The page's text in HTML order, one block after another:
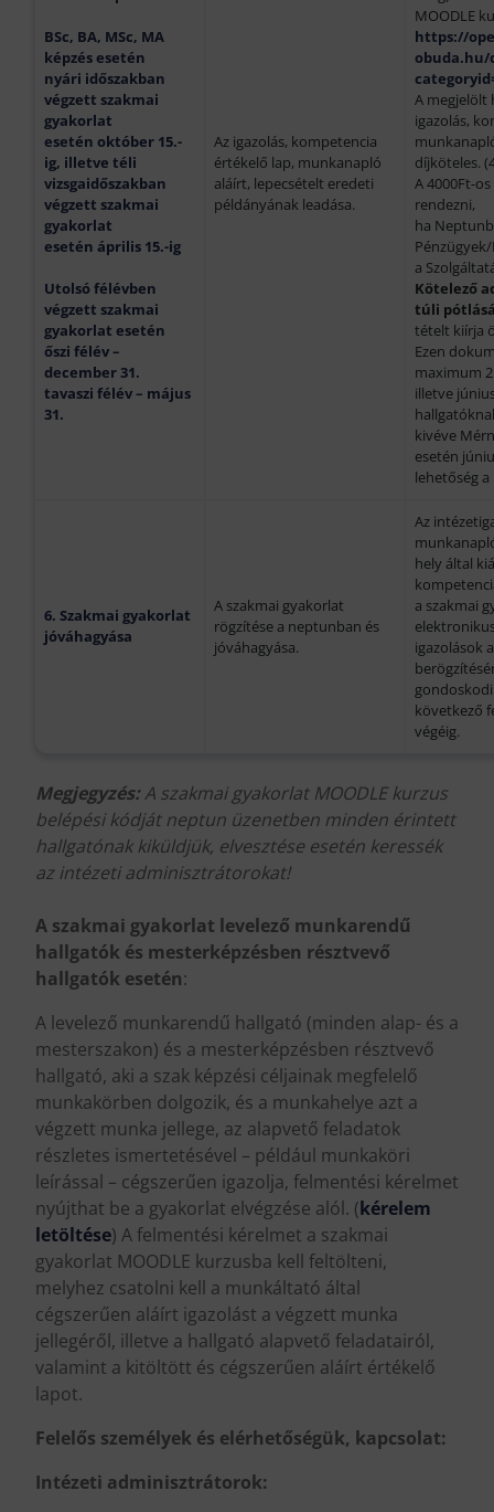
BSc, BA, MSc, MA
képzés esetén
nyári időszakban
végzett szakmai
gyakorlat
esetén október 15.-
ig, illetve téli
vizsgaidőszakban
végzett szakmai
gyakorlat
esetén április 15.-ig
Utolsó félévben
végzett szakmai
gyakorlat esetén
őszi félév –
december 31.
tavaszi félév – május
31.
Az igazolás, kompetencia
értékelő lap, munkanapló
aláírt, lepecsételt eredeti
példányának leadása.
MOODLE
https://
obuda.hu/
A
igazolás,
díjköteles.
A 4000Ft-
rendezni,
ha
a
Kötelező
túli
tételt kiírja
Ezen
maximum
illetve
kivéve
esetén
lehetőség
6. Szakmai gyakorlat
jóváhagyása
A szakmai gyakorlat
rögzítése a neptunban és
jóváhagyása.
Az
hely által
a szakmai
igazolások
következő
végéig.
Megjegyzés:A szakmai gyakorlat MOODLE kurzus
belépési kódját neptun üzenetben minden érintett
hallgatónak kiküldjük, elvesztése esetén keressék
az intézeti adminisztrátorokat!
A szakmai gyakorlat levelező munkarendű
hallgatók és mesterképzésben résztvevő
hallgatók esetén:
A levelező munkarendű hallgató (minden alap- és a
mesterszakon) és a mesterképzésben résztvevő
hallgató, aki a szak képzési céljainak megfelelő
munkakörben dolgozik, és a munkahelye azt a
végzett munka jellege, az alapvető feladatok
részletes ismertetésével – például munkaköri
leírással – cégszerűen igazolja, felmentési kérelmet
nyújthat be a gyakorlat elvégzése alól. (kérelem
letöltése) A felmentési kérelmet a szakmai
gyakorlat MOODLE kurzusba kell feltölteni,
melyhez csatolni kell a munkáltató által
cégszerűen aláírt igazolást a végzett munka
jellegéről, illetve a hallgató alapvető feladatairól,
valamint a kitöltött és cégszerűen aláírt értékelő
lapot.
Felelős személyek és elérhetőségük, kapcsolat:
Intézeti adminisztrátorok: